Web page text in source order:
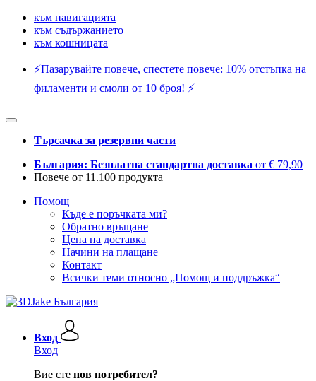
към навигацията
към съдържанието
към кошницата
⚡️Пазарувайте повече, спестете повече: 10% отстъпка на
филаменти и смоли от 10 броя! ⚡️
Търсачка за резервни части
България: Безплатна стандартна доставка от € 79,90
Повече от 11.100 продукта
Помощ
Къде е поръчката ми?
Обратно връщане
Цена на доставка
Начини на плащане
Контакт
Всички теми относно „Помощ и поддръжка“
Вход
Вход
Вие сте нов потребител?